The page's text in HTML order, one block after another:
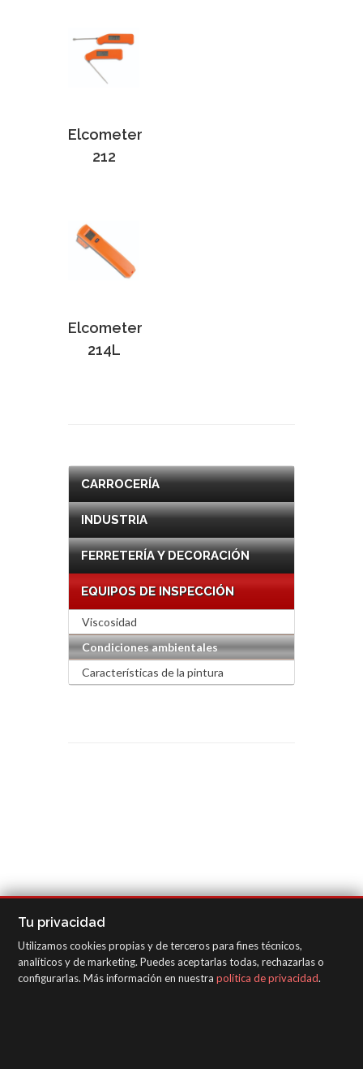
Elcometer
212
Elcometer
214L
CARROCERÍA
INDUSTRIA
FERRETERÍA Y DECORACIÓN
EQUIPOS DE INSPECCIÓN
Viscosidad
Condiciones ambientales
Características de la pintura
Tu privacidad
Utilizamos cookies propias y de terceros para fines técnicos,
analíticos y de marketing. Puedes aceptarlas todas, rechazarlas o
configurarlas. Más información en nuestra política de privacidad.